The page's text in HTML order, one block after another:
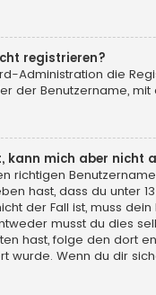
registrieren?
Administration die
der Benutzername,
kann mich aber nicht
richtigen
hast, dass du unter
der Fall ist, muss
musst du dies
hast, folge den dort
wurde. Wenn du dir